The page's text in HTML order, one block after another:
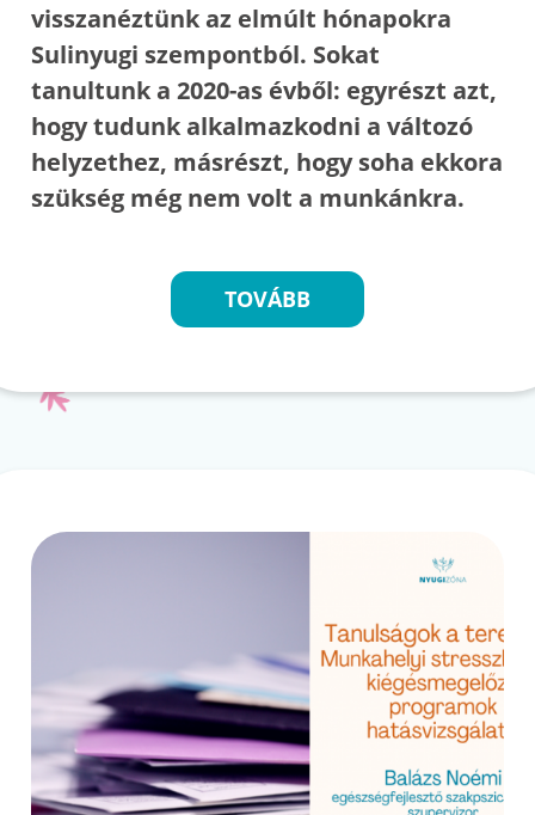
visszanéztünk az elmúlt hónapokra
Sulinyugi szempontból. Sokat
tanultunk a 2020-as évből: egyrészt azt,
hogy tudunk alkalmazkodni a változó
helyzethez, másrészt, hogy soha ekkora
szükség még nem volt a munkánkra.
TOVÁBB